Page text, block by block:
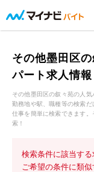
その他墨田区
パート求人情報
その他墨田区の叙々苑の人気
勤務地や駅、職種等の検索
仕事を簡単に検索できます
索！
検索条件に該当する
ご希望の条件に類